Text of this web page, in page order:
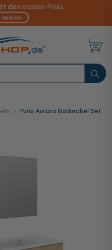
den besten Preis –
sparen
Puris Aurora Badmöbel Set